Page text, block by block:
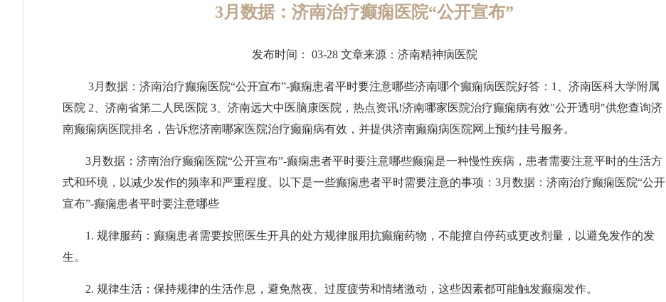
3月数据：济南治疗癫痫医院“公开宣布”
发布时间： 03-28 文章来源： 济南精神病医院
3月数据：济南治疗癫痫医院“公开宣布”-癫痫患者平时要注意哪些济南哪个癫痫病医院好答：1、济南医科大学附属
医院 2、济南省第二人民医院 3、济南远大中医脑康医院，热点资讯!济南哪家医院治疗癫痫病有效"公开透明"供您查询济
南癫痫病医院排名，告诉您济南哪家医院治疗癫痫病有效，并提供济南癫痫病医院网上预约挂号服务。
3月数据：济南治疗癫痫医院“公开宣布”-癫痫患者平时要注意哪些癫痫是一种慢性疾病，患者需要注意平时的生活方
式和环境，以减少发作的频率和严重程度。以下是一些癫痫患者平时需要注意的事项：3月数据：济南治疗癫痫医院“公开
宣布”-癫痫患者平时要注意哪些
1. 规律服药：癫痫患者需要按照医生开具的处方规律服用抗癫痫药物，不能擅自停药或更改剂量，以避免发作的发
生。
2. 规律生活：保持规律的生活作息，避免熬夜、过度疲劳和情绪激动，这些因素都可能触发癫痫发作。